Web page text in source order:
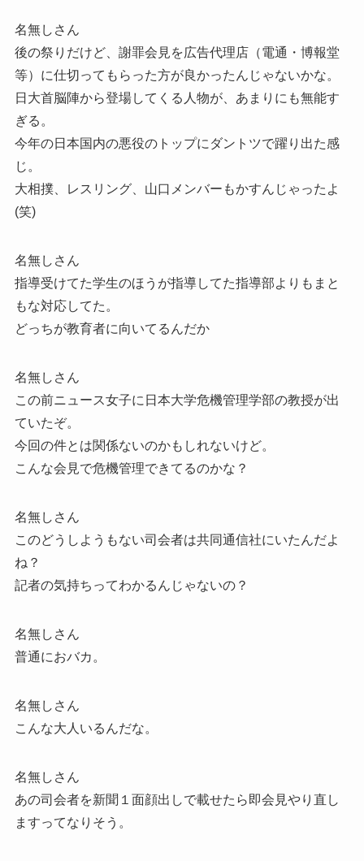
名無しさん
後の祭りだけど、謝罪会見を広告代理店（電通・博報堂
等）に仕切ってもらった方が良かったんじゃないかな。
日大首脳陣から登場してくる人物が、あまりにも無能す
ぎる。
今年の日本国内の悪役のトップにダントツで躍り出た感
じ。
大相撲、レスリング、山口メンバーもかすんじゃったよ
(笑)
名無しさん
指導受けてた学生のほうが指導してた指導部よりもまと
もな対応してた。
どっちが教育者に向いてるんだか
名無しさん
この前ニュース女子に日本大学危機管理学部の教授が出
ていたぞ。
今回の件とは関係ないのかもしれないけど。
こんな会見で危機管理できてるのかな？
名無しさん
このどうしようもない司会者は共同通信社にいたんだよ
ね？
記者の気持ちってわかるんじゃないの？
名無しさん
普通におバカ。
名無しさん
こんな大人いるんだな。
名無しさん
あの司会者を新聞１面顔出しで載せたら即会見やり直し
ますってなりそう。